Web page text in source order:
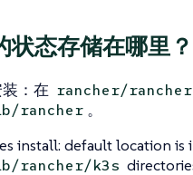
状态存储在哪里？
：在 rancher/rancher
rancher 。
install: default location is
rancher/k3s